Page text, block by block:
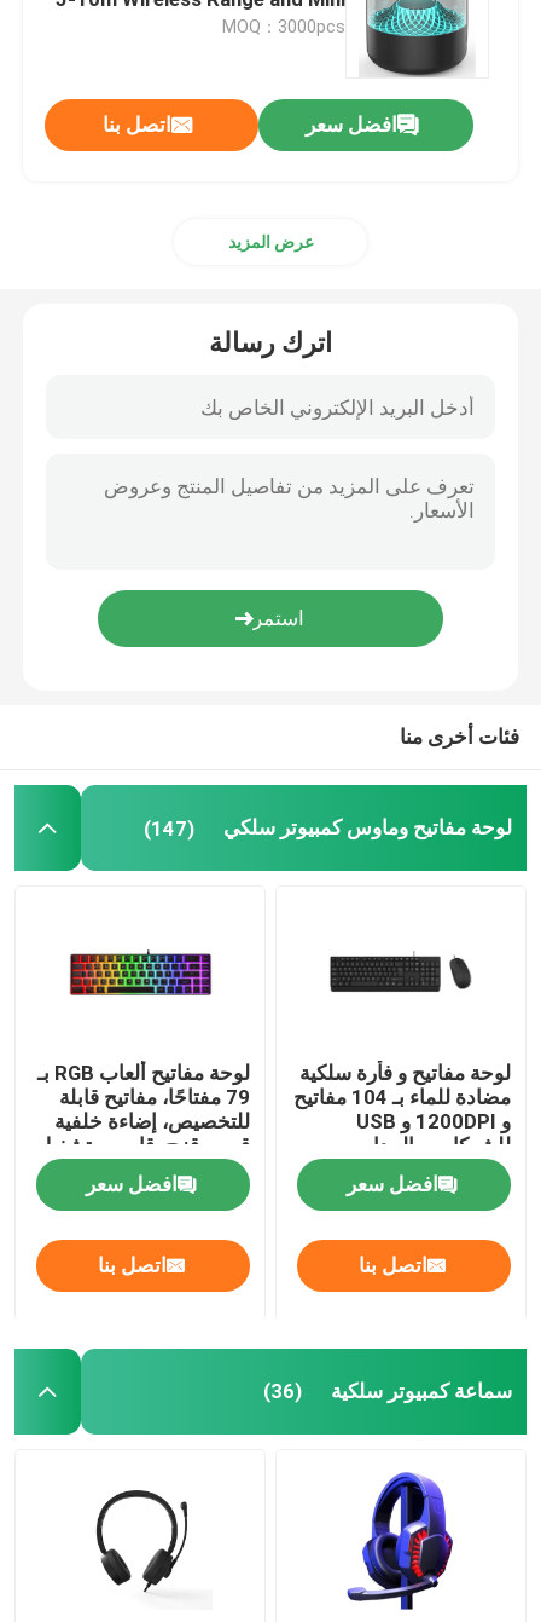
سماعة كمبيوتر سلكية
سماعة كمبيوتر سلكية
مكبر صوت لاسلكي متعدد الوظائف
لوحة مفاتيح وماوس لاسلكية
ألعاب كمبيوتر PSU
شاشة كمبيوتر FHD
وسادة تبريد الحاسوب المحمول
شاحن هاتف سريع
كابل بيانات عالية السرعة
مروحة محمولة
مسدس تدليك العضلات
لوحات أم ATX
بنوك الطاقة المحمولة
إمدادات الطاقة ATX
USB 5V/1A Input
MOQ：3000pcs
افضل سعر اتصل بنا
عرض المزيد
اترك رسالة
فئات أخرى منا
لوحة مفاتيح وماوس كمبيوتر سلكي (147)
لوحة مفاتيح و فأرة سلكية
مضادة للماء بـ 104 مفاتيح
و 1200DPI و USB
للشركات و المدارس
افضل سعر
اتصل بنا
لوحة مفاتيح ألعاب RGB بـ
79 مفتاحًا، مفاتيح قابلة
للتخصيص، إضاءة خلفية
قوس قزح، قابس وتشغيل
USB
افضل سعر
اتصل بنا
سماعة كمبيوتر سلكية (36)